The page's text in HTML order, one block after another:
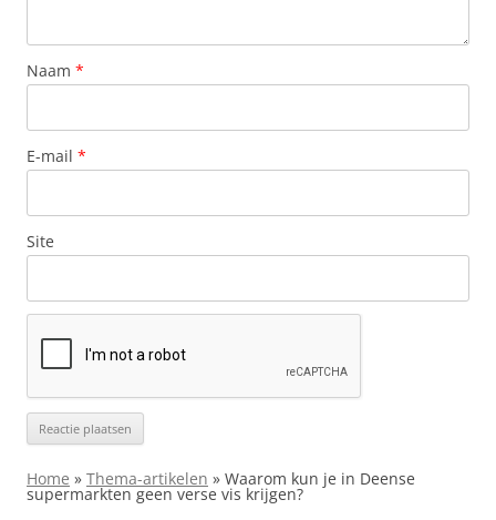
Naam *
E-mail *
Site
Home » Thema-artikelen » Waarom kun je in Deense
supermarkten geen verse vis krijgen?